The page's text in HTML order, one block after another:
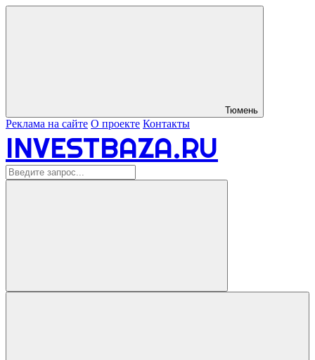
Тюмень
Реклама на сайте О проекте Контакты
INVESTBAZA.RU